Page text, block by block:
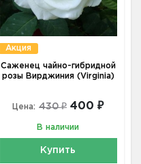
Акция
Саженец чайно-гибридной
розы Вирджиния (Virginia)
Цена: 430 ₽ 400 ₽
В наличии
Купить